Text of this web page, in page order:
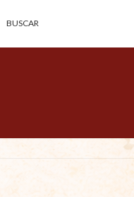
BUSCAR